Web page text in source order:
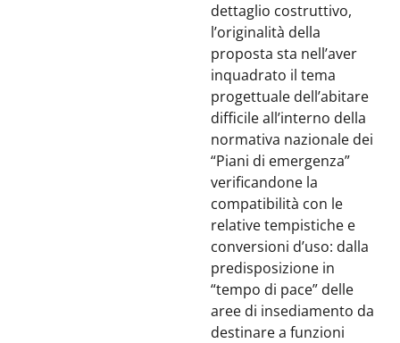
dettaglio costruttivo,
l’originalità della
proposta sta nell’aver
inquadrato il tema
progettuale dell’abitare
difficile all’interno della
normativa nazionale dei
“Piani di emergenza”
verificandone la
compatibilità con le
relative tempistiche e
conversioni d’uso: dalla
predisposizione in
“tempo di pace” delle
aree di insediamento da
destinare a funzioni